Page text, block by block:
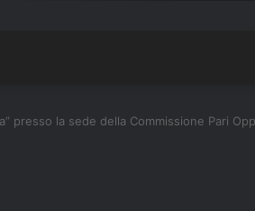
presso la sede della Commissione Pari